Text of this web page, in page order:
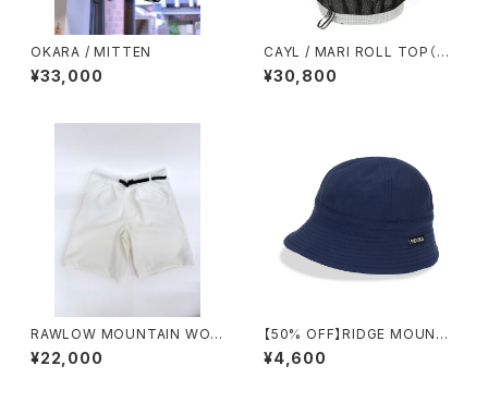
OKARA / MITTEN
¥33,000
CAYL / MARI ROLL TOP（GR
ID）
¥30,800
RAWLOW MOUNTAIN WOR
KS / HIKER GURKHA PANTS
¥22,000
【50% OFF】RIDGE MOUNTA
IN GEAR / ENOUGH HAT
¥4,600